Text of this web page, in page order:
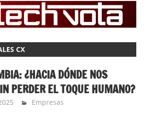
CX
¿HACIA DÓNDE NOS
PERDER EL TOQUE HUMANO?
YesidAguilar
Empresas